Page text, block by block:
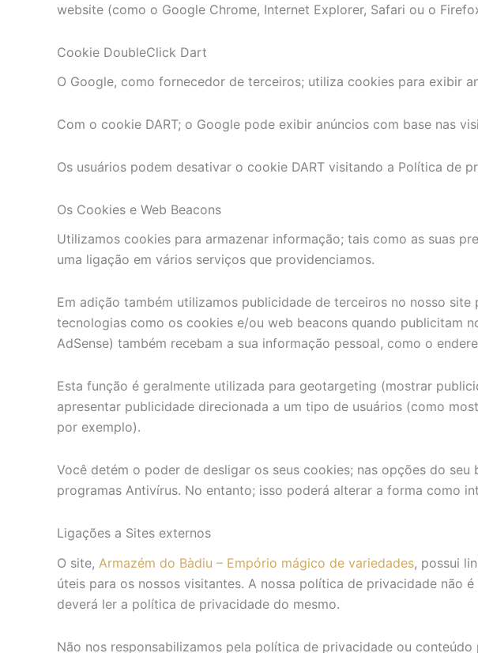
website (como o Google Chrome, Internet Explorer, Safari ou o
Cookie DoubleClick Dart
O Google, como fornecedor de terceiros; utiliza cookies para exibir
Com o cookie DART; o Google pode exibir anúncios com base nas
Os usuários podem desativar o cookie DART visitando a Política de
Os Cookies e Web Beacons
Utilizamos cookies para armazenar informação; tais como as suas
uma ligação em vários serviços que providenciamos.
Em adição também utilizamos publicidade de terceiros no nosso
tecnologias como os cookies e/ou web beacons quando publicitam
AdSense) também recebam a sua informação pessoal, como o
Esta função é geralmente utilizada para geotargeting (mostrar
apresentar publicidade direcionada a um tipo de usuários (como
por exemplo).
Você detém o poder de desligar os seus cookies; nas opções do
programas Antivírus. No entanto; isso poderá alterar a forma como
Ligações a Sites externos
O site, Armazém do Bàdiu – Empório mágico de variedades, possui
úteis para os nossos visitantes. A nossa política de privacidade não
deverá ler a política de privacidade do mesmo.
Não nos responsabilizamos pela política de privacidade ou conteúdo